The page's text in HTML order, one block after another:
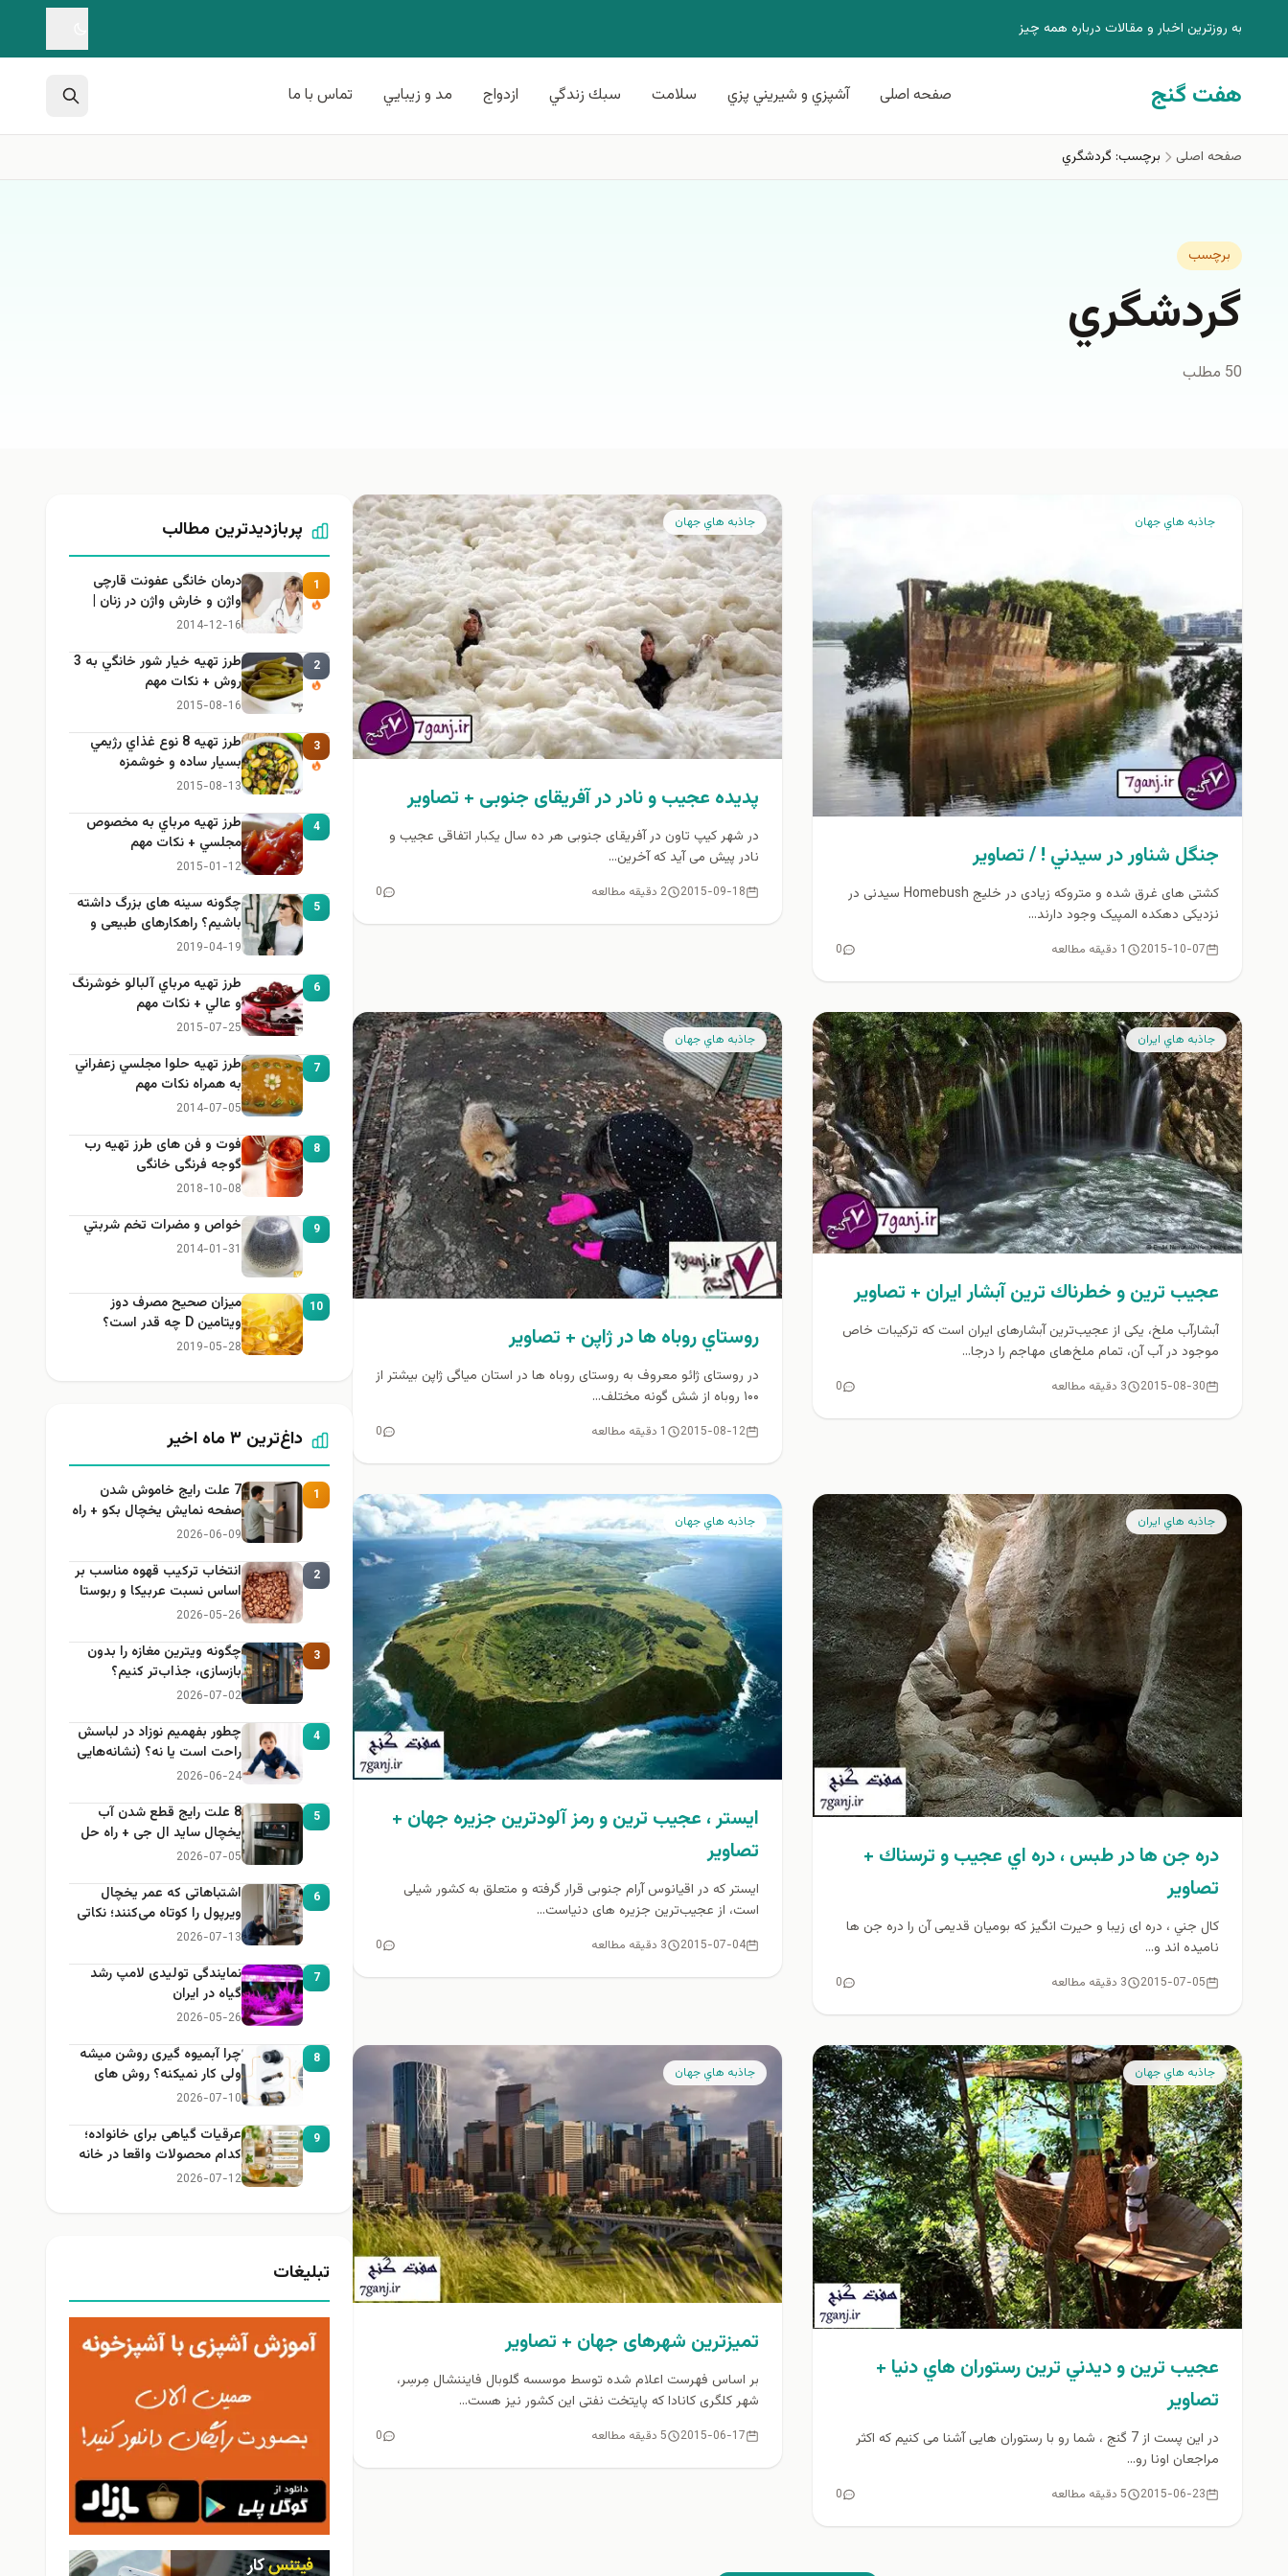
به روزترين اخبار و مقالات درباره همه چيز
هفت گنج صفحه اصلی آشپزي و شيريني پزي سلامت سبك زندگي ازدواج مد و زيبايي تماس با ما
صفحه اصلی برچسب: گردشگري
برچسب
گردشگري
50 مطلب
جاذبه هاي جهان
جنگل شناور در سيدني ! / تصاوير
کشتی های غرق شده و متروکه زیادی در خلیج Homebush سیدنی در
نزدیکی دهکده المپیک وجود دارند...
2015-10-07 1 دقیقه مطالعه 0
جاذبه هاي جهان
پدیده عجیب و نادر در آفریقای جنوبی + تصاوير
در شهر کیپ تاون در آفریقای جنوبی هر ده سال یکبار اتفاقی عجیب و
نادر پیش می آید که آخرین...
2015-09-18 2 دقیقه مطالعه 0
جاذبه هاي ايران
عجیب ترین و خطرناك ترين آبشار ایران + تصاوير
آبشارآب ملخ، یکی از عجیب‌ترین آبشارهای ایران است که ترکیبات خاص
موجود در آب آن، تمام ملخ‌های مهاجم را درجا...
2015-08-30 3 دقیقه مطالعه 0
جاذبه هاي جهان
روستاي روباه ها در ژاپن + تصاوير
در روستای ژائو معروف به روستای روباه ها در استان میاگی ژاپن بیشتر از
۱۰۰ روباه از شش گونه مختلف...
2015-08-12 1 دقیقه مطالعه 0
جاذبه هاي ايران
دره جن ها در طبس ، دره اي عجيب و ترسناك +
تصاوير
كال جني ، دره ای زیبا و حیرت انگیز که بومیان قدیمی آن را دره جن ها
نامیده اند و...
2015-07-05 3 دقیقه مطالعه 0
جاذبه هاي جهان
ایستر ، عجيب ترين و رمز آلودترين جزيره جهان +
تصاوير
ایستر که در اقیانوس آرام جنوبی قرار گرفته و متعلق به کشور شیلی
است، از عجیب‌ترین جزیره های دنیاست...
2015-07-04 3 دقیقه مطالعه 0
جاذبه هاي جهان
عجيب ترين و ديدني ترين رستوران هاي دنيا +
تصاوير
در این پست از 7 گنج ، شما رو با رستوران هایی آشنا می کنیم که اکثر
مراجعان اونا رو...
2015-06-23 5 دقیقه مطالعه 0
جاذبه هاي جهان
تمیزترین شهرهای جهان + تصاوير
بر اساس فهرست اعلام شده توسط موسسه گلوبال فایننشال مِرسِر،
شهر کلگری کانادا که پایتخت نفتی این کشور نیز هست...
2015-06-17 5 دقیقه مطالعه 0
پربازدیدترین مطالب
1
درمان خانگی عفونت قارچی
واژن و خارش واژن در زنان |
راهنمای کامل، ایمن و کاربردی
2014-12-16
2
طرز تهيه خیار شور خانگي به 3
روش + نكات مهم
2015-08-16
3
طرز تهيه 8 نوع غذاي رژيمي
بسيار ساده و خوشمزه
2015-08-13
4
طرز تهيه مرباي به مخصوص
مجلسي + نكات مهم
2015-01-12
5
چگونه سینه های بزرگ داشته
باشیم؟ راهکارهای طبیعی و
خانگی برای بزرگ کردن سینه
2019-04-19
6
طرز تهيه مرباي آلبالو خوشرنگ
و عالي + نكات مهم
2015-07-25
7
طرز تهيه حلوا مجلسي زعفراني
به همراه نكات مهم
2014-07-05
8
فوت و فن های طرز تهیه رب
گوجه فرنگی خانگی
2018-10-08
9 خواص و مضرات تخم شربتي
2014-01-31
10
میزان صحیح مصرف دوز
ویتامین D چه قدر است؟
2019-05-28
داغ‌ترین ۳ ماه اخیر
1
7 علت رایج خاموش شدن
صفحه نمایش یخچال بکو + راه
حل
2026-06-09
2
انتخاب ترکیب قهوه مناسب بر
اساس نسبت عربیکا و ربوستا
2026-05-26
3
چگونه ویترین مغازه را بدون
بازسازی، جذاب‌تر کنیم؟
2026-07-02
4
چطور بفهمیم نوزاد در لباسش
راحت است یا نه؟ (نشانه‌هایی
که هر مادر باید بداند)
2026-06-24
5
8 علت رایج قطع شدن آب
یخچال ساید ال جی + راه حل
2026-07-05
6
اشتباهاتی که عمر یخچال
ویرپول را کوتاه می‌کنند؛ نکاتی
که باید بدانید
2026-07-13
7
نمایندگی تولیدی لامپ رشد
گیاه در ایران
2026-05-26
8
چرا آبمیوه گیری روشن میشه
ولی کار نمیکنه؟ روش های
عیب یابی
2026-07-10
9
عرقیات گیاهی برای خانواده؛
کدام محصولات واقعا در خانه
کاربرد دارند؟
2026-07-12
تبلیغات